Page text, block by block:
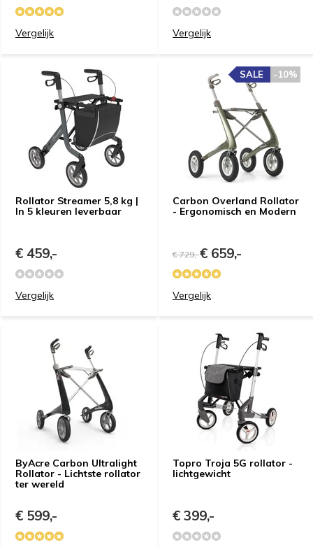
Vergelijk Vergelijk
Rollator Streamer 5,8 kg |
In 5 kleuren leverbaar
€ 459,-
Vergelijk
Carbon Overland Rollator
- Ergonomisch en Modern
-10%
SALE
€ 729,-€ 659,-
Vergelijk
ByAcre Carbon Ultralight
Rollator - Lichtste rollator
ter wereld
€ 599,-
Topro Troja 5G rollator -
lichtgewicht
€ 399,-